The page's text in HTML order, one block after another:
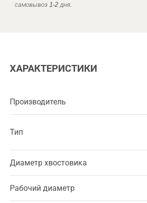
самовывоз 1-2 дня.
ХАРАКТЕРИСТИКИ
Производитель
Тип
Диаметр хвостовика
Рабочий диаметр